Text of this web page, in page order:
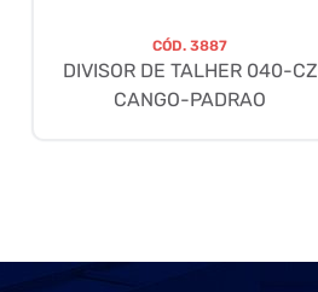
CÓD.3887
DIVISOR DE TALHER 040-CZ
CANGO-PADRAO